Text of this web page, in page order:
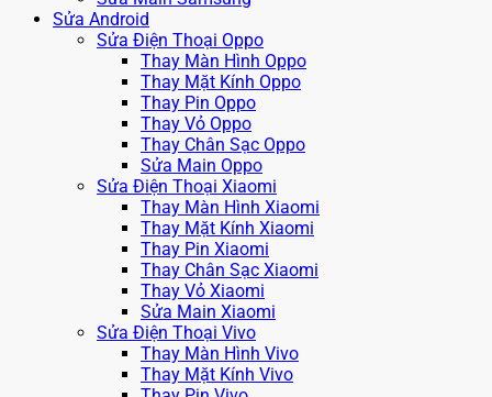
Sửa Android
Sửa Điện Thoại Oppo
Thay Màn Hình Oppo
Thay Mặt Kính Oppo
Thay Pin Oppo
Thay Vỏ Oppo
Thay Chân Sạc Oppo
Sửa Main Oppo
Sửa Điện Thoại Xiaomi
Thay Màn Hình Xiaomi
Thay Mặt Kính Xiaomi
Thay Pin Xiaomi
Thay Chân Sạc Xiaomi
Thay Vỏ Xiaomi
Sửa Main Xiaomi
Sửa Điện Thoại Vivo
Thay Màn Hình Vivo
Thay Mặt Kính Vivo